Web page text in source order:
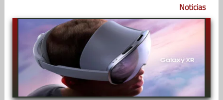
Noticias